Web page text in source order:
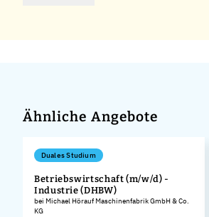
Ähnliche Angebote
Duales Studium
Betriebswirtschaft (m/w/d) -
Industrie (DHBW)
bei Michael Hörauf Maschinenfabrik GmbH & Co.
KG